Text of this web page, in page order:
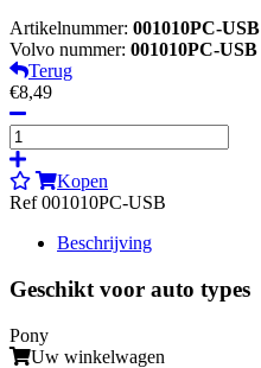
Artikelnummer: 001010PC-USB
Volvo nummer: 001010PC-USB
Terug
€8,49
Kopen
Ref 001010PC-USB
Beschrijving
Geschikt voor auto types
Pony
Uw winkelwagen